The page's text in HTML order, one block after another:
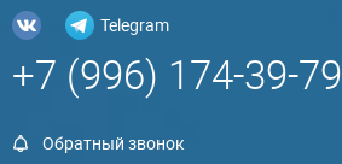
Telegram
+7 (996) 174-39-79
Обратный звонок